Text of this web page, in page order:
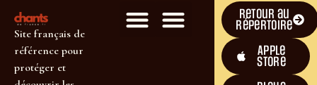
Site français de
référence pour
protéger et
Retour au
répertoire
Apple
Store